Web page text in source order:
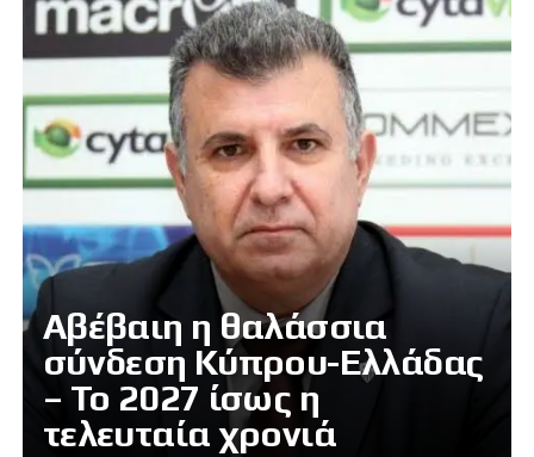
Αβέβαιη η θαλάσσια
σύνδεση Κύπρου-Ελλάδας
– Το 2027 ίσως η
τελευταία χρονιά